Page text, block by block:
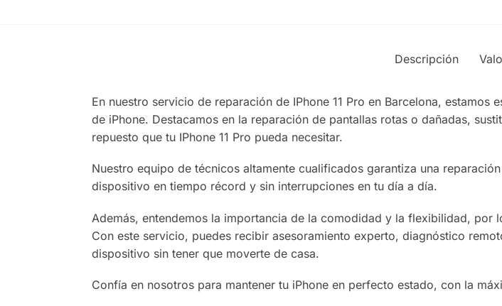
Descripción
En nuestro servicio de reparación de IPhone 11 Pro en Barcelona,
de iPhone. Destacamos en la reparación de pantallas rotas o dañadas,
repuesto que tu IPhone 11 Pro pueda necesitar.
Nuestro equipo de técnicos altamente cualificados garantiza una
dispositivo en tiempo récord y sin interrupciones en tu día a día.
Además, entendemos la importancia de la comodidad y la flexibilidad,
Con este servicio, puedes recibir asesoramiento experto, diagnóstico
dispositivo sin tener que moverte de casa.
Confía en nosotros para mantener tu iPhone en perfecto estado, con la